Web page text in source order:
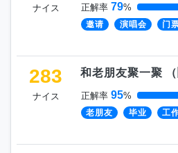
ナイス 正解率 79%
邀请 演唱会 门
283
ナイス
和老朋友聚一聚 （
正解率 95%
老朋友 毕业 工